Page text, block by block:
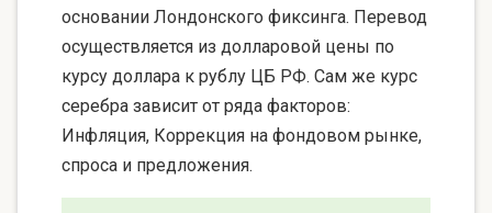
основании Лондонского фиксинга. Перевод
осуществляется из долларовой цены по
курсу доллара к рублу ЦБ РФ. Сам же курс
серебра зависит от ряда факторов:
Инфляция, Коррекция на фондовом рынке,
спроса и предложения.